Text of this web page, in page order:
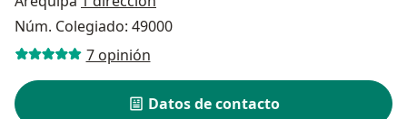
Núm. Colegiado: 49000
7 opinión
Datos de contacto